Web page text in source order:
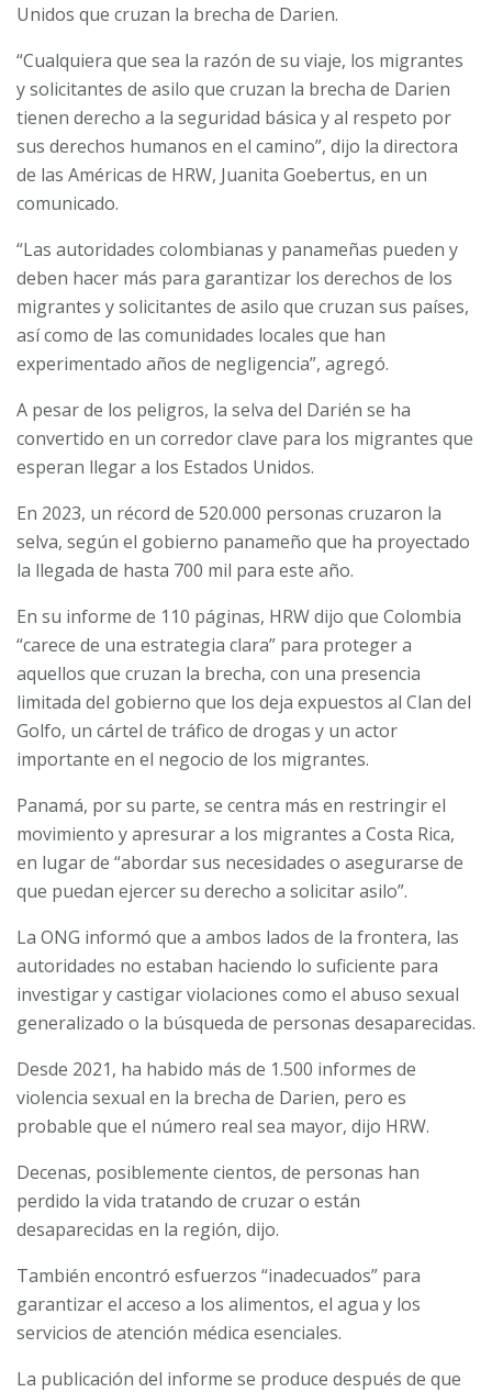
Unidos que cruzan la brecha de Darien.
“Cualquiera que sea la razón de su viaje, los migrantes
y solicitantes de asilo que cruzan la brecha de Darien
tienen derecho a la seguridad básica y al respeto por
sus derechos humanos en el camino”, dijo la directora
de las Américas de HRW, Juanita Goebertus, en un
comunicado.
“Las autoridades colombianas y panameñas pueden y
deben hacer más para garantizar los derechos de los
migrantes y solicitantes de asilo que cruzan sus países,
así como de las comunidades locales que han
experimentado años de negligencia”, agregó.
A pesar de los peligros, la selva del Darién se ha
convertido en un corredor clave para los migrantes que
esperan llegar a los Estados Unidos.
En 2023, un récord de 520.000 personas cruzaron la
selva, según el gobierno panameño que ha proyectado
la llegada de hasta 700 mil para este año.
En su informe de 110 páginas, HRW dijo que Colombia
“carece de una estrategia clara” para proteger a
aquellos que cruzan la brecha, con una presencia
limitada del gobierno que los deja expuestos al Clan del
Golfo, un cártel de tráfico de drogas y un actor
importante en el negocio de los migrantes.
Panamá, por su parte, se centra más en restringir el
movimiento y apresurar a los migrantes a Costa Rica,
en lugar de “abordar sus necesidades o asegurarse de
que puedan ejercer su derecho a solicitar asilo”.
La ONG informó que a ambos lados de la frontera, las
autoridades no estaban haciendo lo suficiente para
investigar y castigar violaciones como el abuso sexual
generalizado o la búsqueda de personas desaparecidas.
Desde 2021, ha habido más de 1.500 informes de
violencia sexual en la brecha de Darien, pero es
probable que el número real sea mayor, dijo HRW.
Decenas, posiblemente cientos, de personas han
perdido la vida tratando de cruzar o están
desaparecidas en la región, dijo.
También encontró esfuerzos “inadecuados” para
garantizar el acceso a los alimentos, el agua y los
servicios de atención médica esenciales.
La publicación del informe se produce después de que